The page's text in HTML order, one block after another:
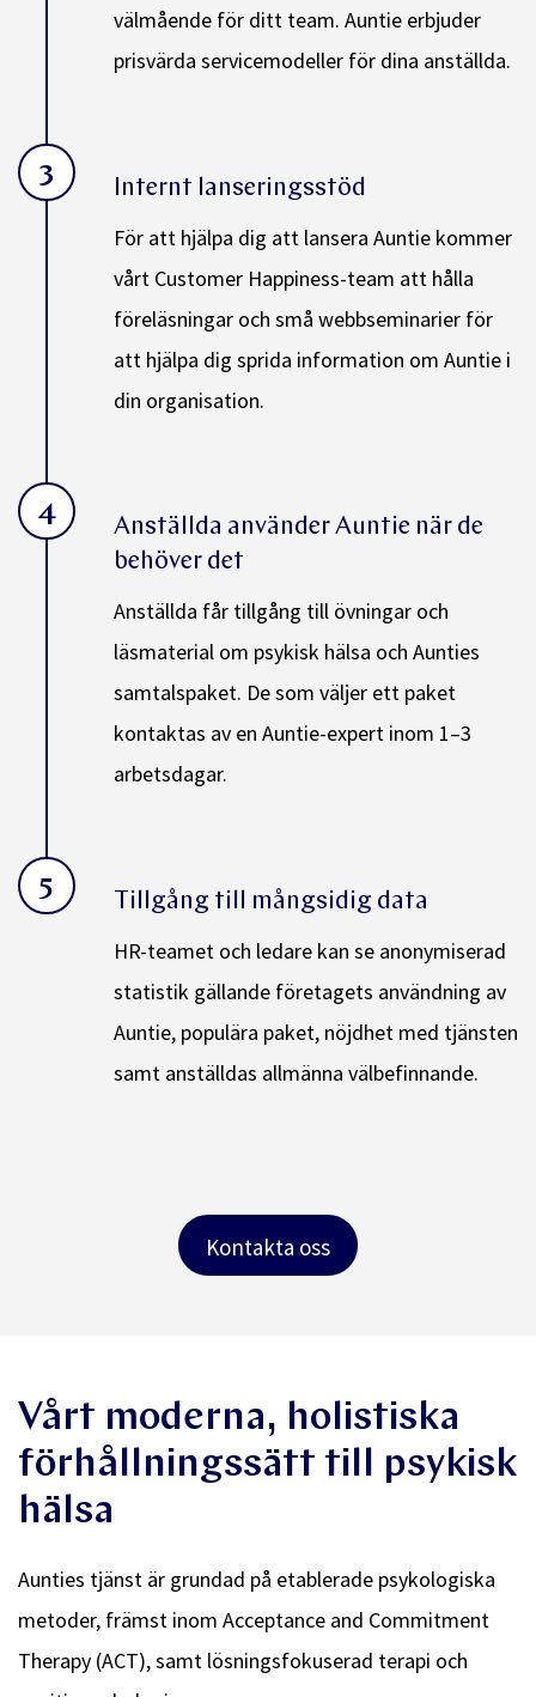
välmående för ditt team. Auntie erbjuder
prisvärda servicemodeller för dina anställda.
3 Internt lanseringsstöd
För att hjälpa dig att lansera Auntie kommer
vårt Customer Happiness-team att hålla
föreläsningar och små webbseminarier för
att hjälpa dig sprida information om Auntie i
din organisation.
4
Anställda använder Auntie när de
behöver det
Anställda får tillgång till övningar och
läsmaterial om psykisk hälsa och Aunties
samtalspaket. De som väljer ett paket
kontaktas av en Auntie-expert inom 1–3
arbetsdagar.
5 Tillgång till mångsidig data
HR-teamet och ledare kan se anonymiserad
statistik gällande företagets användning av
Auntie, populära paket, nöjdhet med tjänsten
samt anställdas allmänna välbefinnande.
Kontakta oss
Vårt moderna, holistiska
förhållningssätt till psykisk
hälsa
Aunties tjänst är grundad på etablerade psykologiska
metoder, främst inom Acceptance and Commitment
Therapy (ACT), samt lösningsfokuserad terapi och